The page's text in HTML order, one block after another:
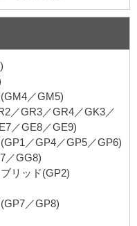
／GM5)
／GR3／GR4／GK3／
／GE8／GE9)
／GP4／GP5／GP6)
／GG8)
リッド(GP2)
／GP8)